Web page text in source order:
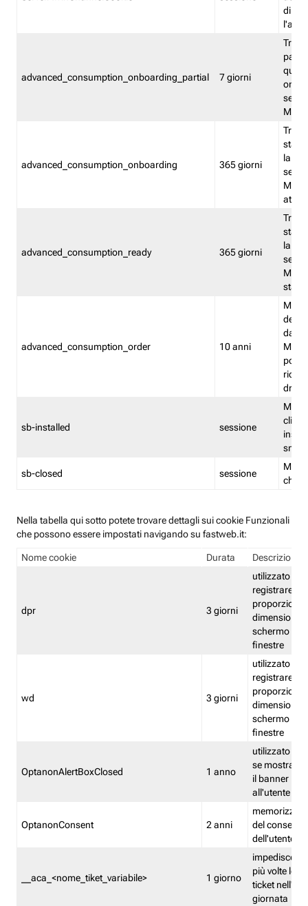
advanced_consumption_onboarding_partial 7 giorni
advanced_consumption_onboarding 365 giorni
stata
la
advanced_consumption_ready 365 giorni
stata
la
stato
advanced_consumption_order 10 anni
delle
sb-installed sessione
sb-closed sessione
Nella tabella qui sotto potete trovare dettagli sui cookie Funzionali
che possono essere impostati navigando su fastweb.it:
Nome cookie Durata Descrizione
dpr 3 giorni
utilizzato per
registrare le
proporzioni
dimensioni
schermo e
finestre
wd 3 giorni
utilizzato per
registrare le
proporzioni
dimensioni
schermo e
finestre
OptanonAlertBoxClosed 1 anno
utilizzato per
se mostrare
il banner
all'utente
OptanonConsent 2 anni
memorizza
del
dell'utente
__aca_<nome_tiket_variabile> 1 giorno
impedisce di
più volte lo
ticket
giornata